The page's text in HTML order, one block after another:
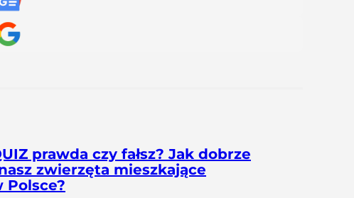
prawda czy fałsz? Jak dobrze
zwierzęta mieszkające
Polsce?